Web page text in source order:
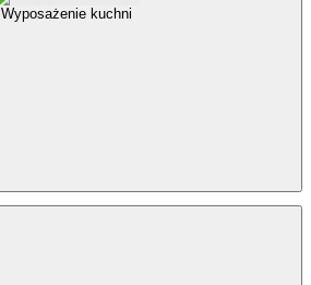
Wyposażenie kuchni